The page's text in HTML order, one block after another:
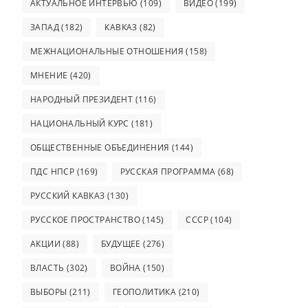
АКТУАЛЬНОЕ ИНТЕРВЬЮ (109) ВИДЕО(199)
ЗАПАД(182) КАВКАЗ (82)
МЕЖНАЦИОНАЛЬНЫЕ ОТНОШЕНИЯ (158)
МНЕНИЕ (420)
НАРОДНЫЙ ПРЕЗИДЕНТ (116)
НАЦИОНАЛЬНЫЙ КУРС (181)
ОБЩЕСТВЕННЫЕ ОБЪЕДИНЕНИЯ (144)
ПДС НПСР (169) РУССКАЯ ПРОГРАММА (68)
РУССКИЙ КАВКАЗ (130)
РУССКОЕ ПРОСТРАНСТВО(145) СССР(104)
АКЦИИ (88) БУДУЩЕЕ (276)
ВЛАСТЬ (302) ВОЙНА (150)
ВЫБОРЫ (211) ГЕОПОЛИТИКА (210)